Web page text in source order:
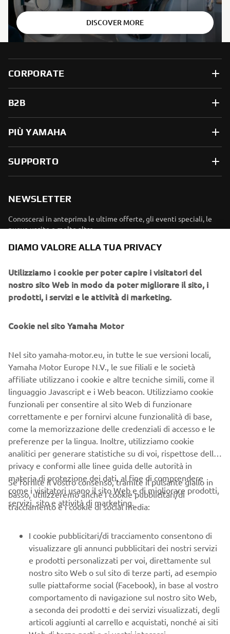
DISCOVER MORE
CORPORATE
B2B
PIÙ YAMAHA
SUPPORTO
NEWSLETTER
Conoscerai in anteprima le ultime offerte, gli eventi speciali, le
nuove uscite e molto altro
ISCRIVITI
© Copyright - 2026 Yamaha Motor Europe N.V. - All Rights
Reserved
Informativa sulla privacyCookiesNote legali
DIAMO VALORE ALLA TUA PRIVACY
Utilizziamo i cookie per poter capire i visitatori del
prodotti, i servizi e le attività di marketing.
affiliate utilizzano i cookie e altre tecniche simili, come il
linguaggio Javascript e i Web beacon. Utilizziamo cookie
funzionali per consentire al sito Web di funzionare
correttamente e per fornirvi alcune funzionalità di base,
come la memorizzazione delle credenziali di accesso e le
preferenze per la lingua. Inoltre, utilizziamo cookie
analitici per generare statistiche su di voi, rispettose della
privacy e conformi alle linee guida delle autorità in
materia di protezione dei dati, al fine di comprendere
come i visitatori usano il sito Web e di migliorare prodotti,
servizi, sito e attività di marketing.
Se fornite il vostro consenso, tramite il pulsante giallo in
basso, utilizzeremo anche i cookie pubblicitari/di
tracciamento e i cookie di social media:
e prodotti personalizzati per voi, direttamente sul
nostro sito Web o sul sito di terze parti, ad esempio
sulle piattaforme social (Facebook), in base al vostro
comportamento di navigazione sul nostro sito Web,
a seconda dei prodotti e dei servizi visualizzati, degli
articoli aggiunti al carrello e acquistati, nonché ai siti
Web di terze parti e ai vostri interessi.
I cookie dei social media permettono di guardare